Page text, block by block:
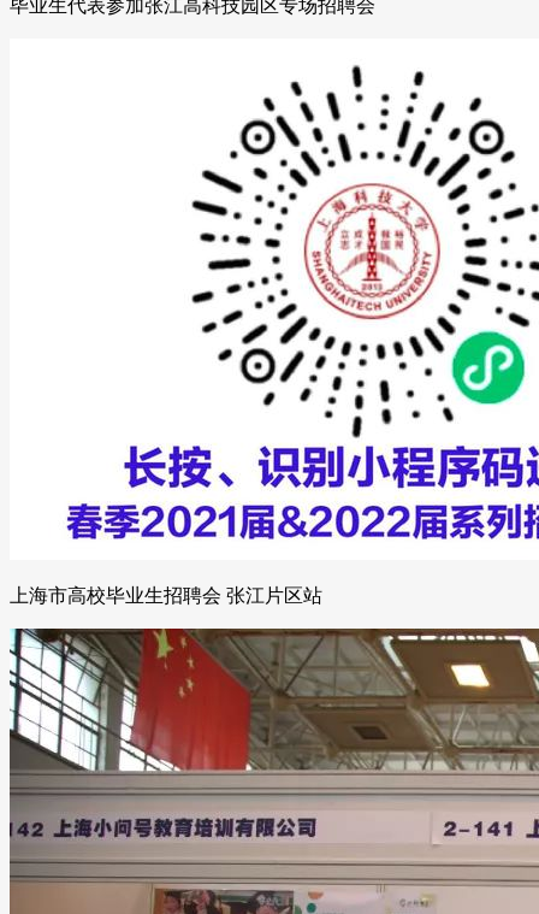
毕业生代表参加张江高科技园区专场招聘会
上海市高校毕业生招聘会 张江片区站